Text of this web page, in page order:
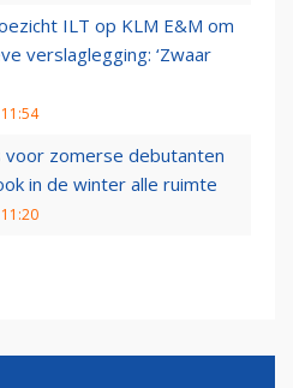
ILT op KLM E&M om
verslaglegging: ‘Zwaar
voor zomerse debutanten
in de winter alle ruimte